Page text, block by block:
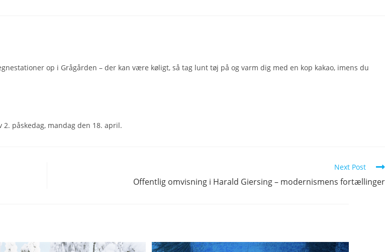
op i Grågården – der kan være køligt, så tag lunt tøj på og varm dig med en kop kakao, imens du
påskedag, mandag den 18. april.
Next Post
Offentlig omvisning i Harald Giersing – modernismens fortællinger